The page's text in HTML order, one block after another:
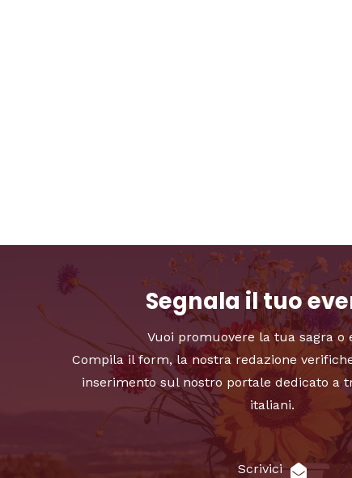
Segnala il tuo
Vuoi promuovere la tua sagra o
Compila il form, la nostra redazione
inserimento sul nostro portale dedicato a
italiani.
Scrivici